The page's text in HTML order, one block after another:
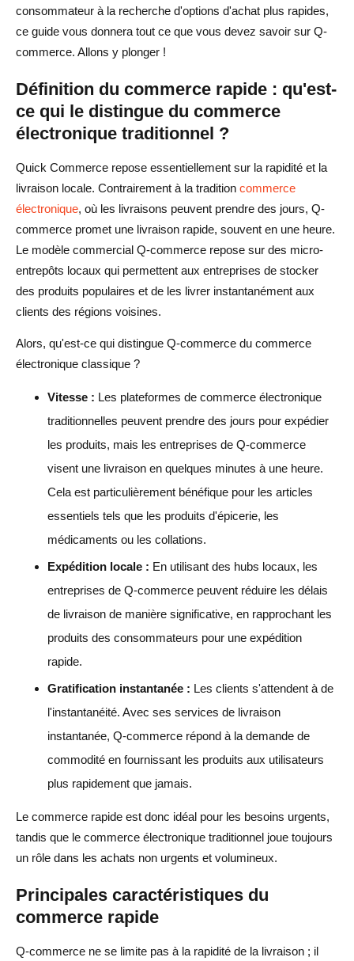
commerce rapide
croissance du Q-Commerce
Réflexions finales : le commerce rapide est-il là pour
FAQ sur le commerce rapide
Qui est le plus grand magasin rapide ?
Quelle est la différence entre le commerce électronique
et le commerce rapide ?
Comment gagner dans le commerce rapide ?
Qu'est-ce que le commerce rapide en termes simples ?
Le commerce rapide est-il l'avenir ?
consommateur à la recherche d'options d'achat plus rapides,
ce guide vous donnera tout ce que vous devez savoir sur Q-
commerce. Allons y plonger !
Définition du commerce rapide : qu'est-
ce qui le distingue du commerce
électronique traditionnel ?
Quick Commerce repose essentiellement sur la rapidité et la
livraison locale. Contrairement à la tradition commerce
électronique, où les livraisons peuvent prendre des jours, Q-
commerce promet une livraison rapide, souvent en une heure.
Le modèle commercial Q-commerce repose sur des micro-
entrepôts locaux qui permettent aux entreprises de stocker
des produits populaires et de les livrer instantanément aux
clients des régions voisines.
Alors, qu'est-ce qui distingue Q-commerce du commerce
électronique classique ?
Vitesse : Les plateformes de commerce électronique
traditionnelles peuvent prendre des jours pour expédier
les produits, mais les entreprises de Q-commerce
visent une livraison en quelques minutes à une heure.
Cela est particulièrement bénéfique pour les articles
essentiels tels que les produits d'épicerie, les
médicaments ou les collations.
Expédition locale : En utilisant des hubs locaux, les
entreprises de Q-commerce peuvent réduire les délais
de livraison de manière significative, en rapprochant les
produits des consommateurs pour une expédition
rapide.
Gratification instantanée : Les clients s'attendent à de
l'instantanéité. Avec ses services de livraison
instantanée, Q-commerce répond à la demande de
commodité en fournissant les produits aux utilisateurs
plus rapidement que jamais.
Le commerce rapide est donc idéal pour les besoins urgents,
tandis que le commerce électronique traditionnel joue toujours
un rôle dans les achats non urgents et volumineux.
Principales caractéristiques du
commerce rapide
Q-commerce ne se limite pas à la rapidité de la livraison ; il